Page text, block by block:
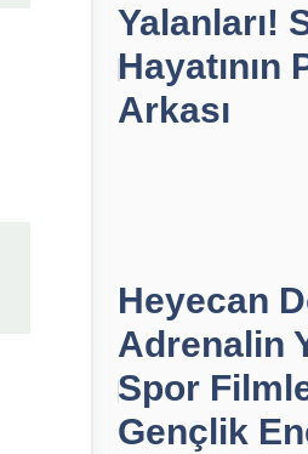
Yalanları!
Hayatının
Arkası
Heyecan
Adrenalin
Spor
Gençlik